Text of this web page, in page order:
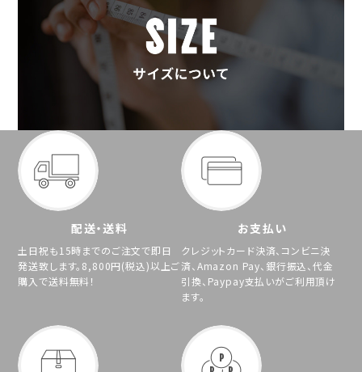
配送・送料
土日祝も15時までのご注文で即日
発送致します。8,800円(税込)以上ご
購入で送料無料！
お支払い
クレジットカード決済、コンビニ決
済、Amazon Pay、銀行振込、代金
引換、Paypay支払いがご利用頂け
ます。